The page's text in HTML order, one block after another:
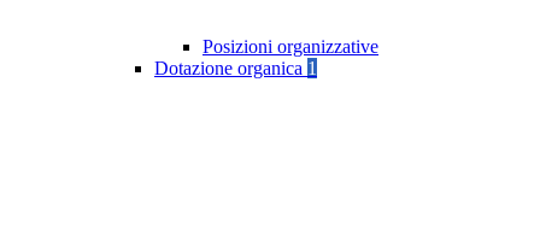
Posizioni organizzative
Dotazione organica 1